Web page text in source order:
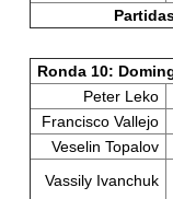
Ronda 10:
Peter Leko
Francisco Vallejo
Veselin Topalov
Vassily Ivanchuk